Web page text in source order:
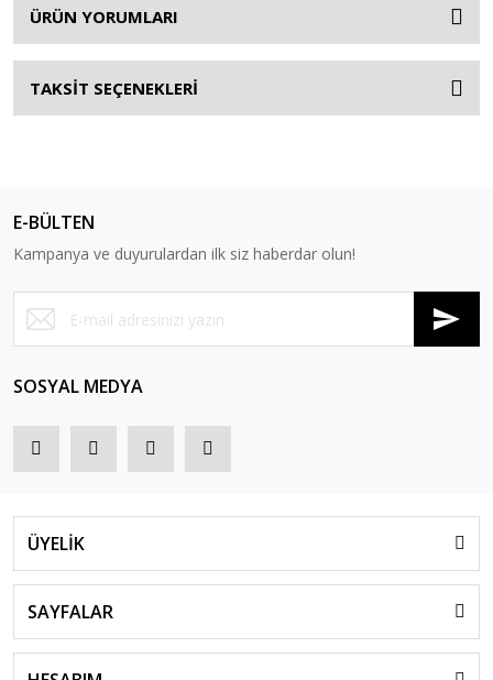
ÜRÜN YORUMLARI
TAKSİT SEÇENEKLERİ
E-BÜLTEN
Kampanya ve duyurulardan ilk siz haberdar olun!
SOSYAL MEDYA
ÜYELİK
SAYFALAR